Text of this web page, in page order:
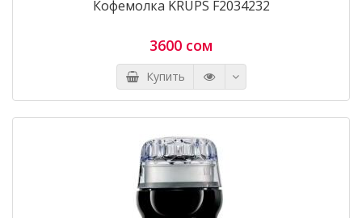
Кофемолка KRUPS F2034232
3600 сом
Купить